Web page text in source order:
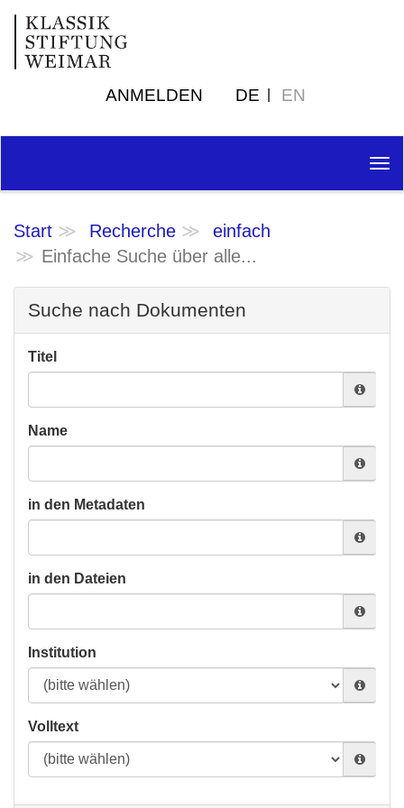
ANMELDEN DE EN
Start Recherche
einfach
Einfache Suche über alle...
Suche nach Dokumenten
Titel
Name
in den Metadaten
in den Dateien
Institution
Volltext